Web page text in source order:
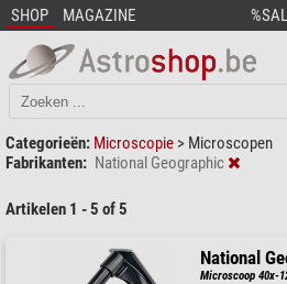
SHOP MAGAZINE
Categorieën: Microscopie > Microscopen
Fabrikanten: National Geographic
Artikelen 1 - 5 of 5
National
Microscoop 40x-